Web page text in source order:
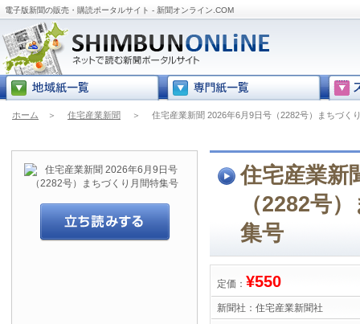
電子版新聞の販売・購読ポータルサイト - 新聞オンライン.COM
ホーム ＞ 住宅産業新聞 ＞ 住宅産業新聞 2026年6月9日号（2282号）まちづく
住宅産業新
（2282号
集号
定価： ¥550
新聞社： 住宅産業新聞社